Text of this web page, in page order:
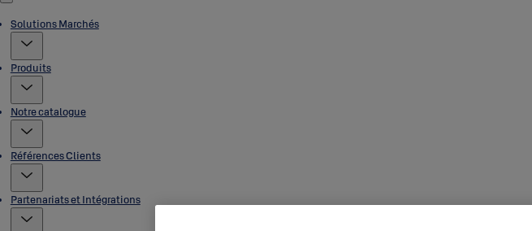
Menu
Solutions Marchés
Produits
Notre catalogue
Références Clients
Partenariats et Intégrations